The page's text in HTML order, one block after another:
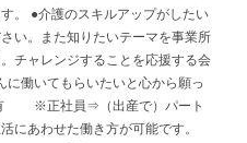
。 ●介護のスキルアップがしたい
い。また知りたいテーマを事業所
チャレンジすることを応援する会
に働いてもらいたいと心から願っ
有 ※正社員⇒（出産で）パート
あわせた働き方が可能です。